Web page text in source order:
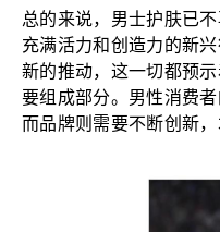
总的来说，男士护肤已
充满活力和创造力的新
新的推动，这一切都预
要组成部分。男性消费
而品牌则需要不断创新